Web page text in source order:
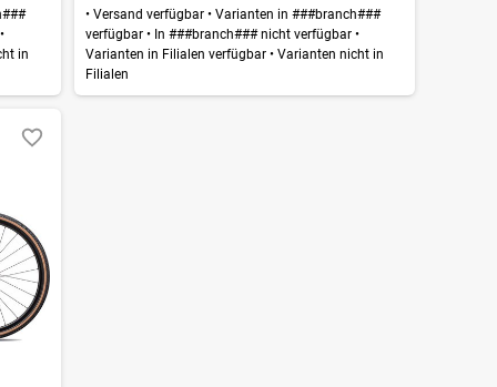
•
in
•Versand verfügbar •Varianten in ###branch###
verfügbar •In ###branch### nicht verfügbar •
Varianten in Filialen verfügbar •Varianten nicht in
Filialen